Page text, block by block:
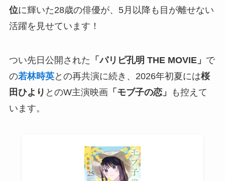
位に輝いた28歳の俳優が、5月以降も目が離せない
活躍を見せています！
つい先日公開された 「パリピ孔明 THE MOVIE」 で
の若林時英との再共演に続き、2026年初夏には桜
田ひより とのW主演映画「モブ子の恋」
も控えて
います。